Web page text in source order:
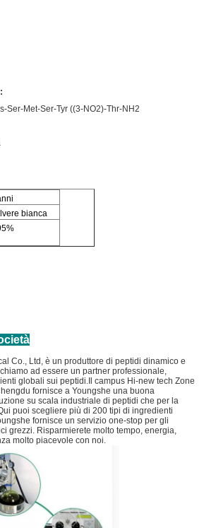
Ser-Met-Ser-Tyr ((3-NO2)-Thr-NH2
bianca
Co., Ltd, è un produttore di peptidi dinamico e
ad essere un partner professionale,
globali sui peptidi.Il campus Hi-new tech Zone
fornisce a Youngshe una buona
su scala industriale di peptidi che per la
puoi scegliere più di 200 tipi di ingredienti
fornisce un servizio one-stop per gli
grezzi. Risparmierete molto tempo, energia,
molto piacevole con noi.